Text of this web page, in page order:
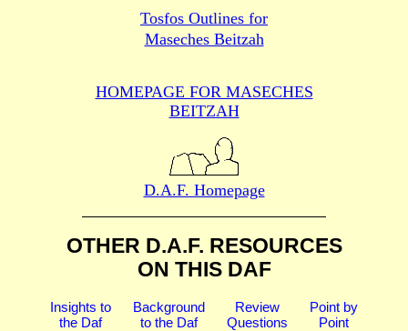
Tosfos Outlines for
Maseches Beitzah
HOMEPAGE FOR MASECHES
BEITZAH
D.A.F. Homepage
OTHER D.A.F. RESOURCES
ON THIS DAF
Insights to
the Daf
Background
to the Daf
Review
Questions
Point by
Point